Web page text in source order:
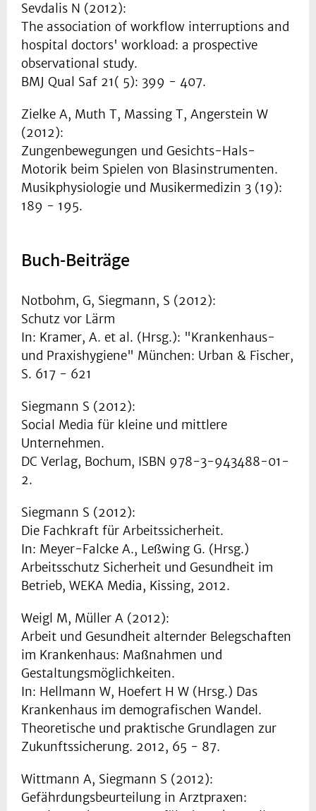
Sevdalis N (2012):
The association of workflow interruptions and
hospital doctors' workload: a prospective
observational study.
BMJ Qual Saf 21( 5): 399 - 407.
Zielke A, Muth T, Massing T, Angerstein W
(2012):
Zungenbewegungen und Gesichts-Hals-
Motorik beim Spielen von Blasinstrumenten.
Musikphysiologie und Musikermedizin 3 (19):
189 - 195.
Buch-Beiträge
Notbohm, G, Siegmann, S (2012):
Schutz vor Lärm
In: Kramer, A. et al. (Hrsg.): "Krankenhaus-
und Praxishygiene" München: Urban & Fischer,
S. 617 - 621
Siegmann S (2012):
Social Media für kleine und mittlere
Unternehmen.
DC Verlag, Bochum, ISBN 978-3-943488-01-
2.
Siegmann S (2012):
Die Fachkraft für Arbeitssicherheit.
In: Meyer-Falcke A., Leßwing G. (Hrsg.)
Arbeitsschutz Sicherheit und Gesundheit im
Betrieb, WEKA Media, Kissing, 2012.
Weigl M, Müller A (2012):
Arbeit und Gesundheit alternder Belegschaften
im Krankenhaus: Maßnahmen und
Gestaltungsmöglichkeiten.
In: Hellmann W, Hoefert H W (Hrsg.) Das
Krankenhaus im demografischen Wandel.
Theoretische und praktische Grundlagen zur
Zukunftssicherung. 2012, 65 - 87.
Wittmann A, Siegmann S (2012):
Gefährdungsbeurteilung in Arztpraxen: